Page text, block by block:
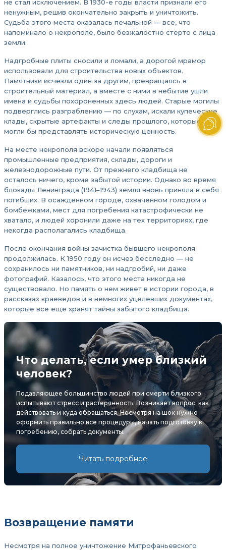
не стал исключением. В 1930-е годы власти признали его
ненужным, решив окончательно закрыть и уничтожить.
Судьба этого места оказалась печальной — все, что
напоминало о некрополе, было безжалостно стерто с лица
земли.
Надгробные плиты сносили и ломали, а дорогой мрамор
использовали для строительства новых объектов.
Памятники исчезли один за другим, превращаясь в
строительный материал, а вместе с ними в небытие ушли
имена и судьбы похороненных здесь людей. Старые могилы
подверглись разграблению — по слухам, искали купеческие
клады, скрытые артефакты и следы прошлого, которые
могли бы представлять историческую ценность.
На месте некрополя вскоре начали появляться
промышленные предприятия, склады, дороги и
железнодорожные пути. От прежнего кладбища не
осталось ничего, кроме забытой истории. Однако во время
блокады Ленинграда (1941–1943) земля вновь приняла в себя
погибших. В осажденном городе, охваченном голодом и
бомбежками, мест для погребения катастрофически не
хватало, и людей хоронили даже на тех территориях, где
некогда располагались кладбища.
После окончания войны зачистка бывшего некрополя
продолжилась. К 1950 году он исчез бесследно — не
сохранилось ни памятников, ни надгробий, ни даже
фотографий. Казалось, что этого места никогда не
существовало. Но память о нем живет в истории города, в
рассказах краеведов и в немногих уцелевших документах,
которые все еще хранят тайны забытого кладбища.
Что делать, если умер близкий
человек?
Подавляющее большинство людей при смерти близкого
испытывают стресс и растерянность. Возникает вопрос: как
действовать и куда обращаться. Несмотря на шок нужно
оформить правильно все процедуры, начать подготовку к
погребению, собрать документы.
Читать подробнее
Возвращение памяти
Несмотря на полное уничтожение Митрофаньевского